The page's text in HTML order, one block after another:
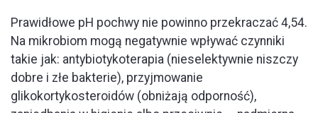
Prawidłowe pH pochwy nie powinno przekraczać 4,54.
Na mikrobiom mogą negatywnie wpływać czynniki
takie jak: antybiotykoterapia (nieselektywnie niszczy
dobre i złe bakterie), przyjmowanie
glikokortykosteroidów (obniżają odporność),